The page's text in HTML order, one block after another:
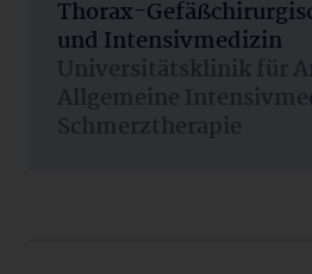
Thorax-
und Intensivmedizin
Universitätsklinik für
Allgemeine
Schmerztherapie